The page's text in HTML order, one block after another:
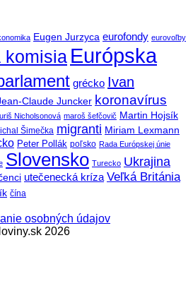
Eugen Jurzyca eurofondy eurovoľby
komisia Európska
grécko Ivan
Claude Juncker koronavírus
Nicholsonová maroš šefčovič Martin Hojsík
Šimečka migranti Miriam Lexmann
Peter Pollák poľsko Rada Európskej únie
Slovensko Turecko Ukrajina
utečenecká kríza Veľká Británia
čína
osobných údajov
2026